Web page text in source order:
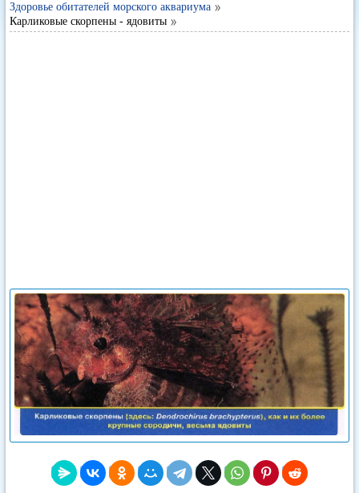
Здоровье обитателей морского аквариума
Карликовые скорпены - ядовиты